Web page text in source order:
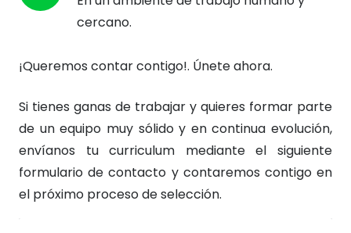
cercano.
¡Queremos contar contigo!. Únete ahora.
Si tienes ganas de trabajar y quieres formar parte
de un equipo muy sólido y en continua evolución,
envíanos tu curriculum mediante el siguiente
formulario de contacto y contaremos contigo en
el próximo proceso de selección.